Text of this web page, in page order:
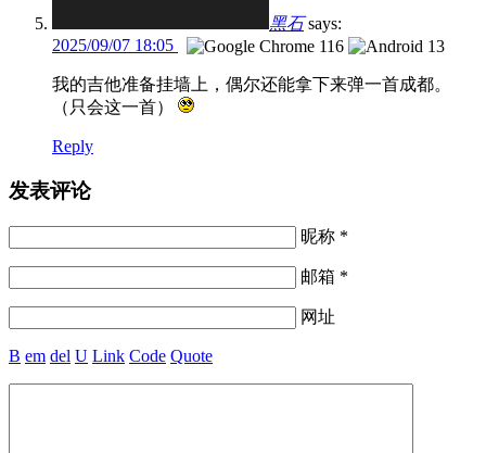
黑石 says:
2025/09/07 18:05
我的吉他准备挂墙上，偶尔还能拿下来弹一首成都。
（只会这一首）
Reply
发表评论
昵称 *
邮箱 *
网址
B em del U Link Code Quote